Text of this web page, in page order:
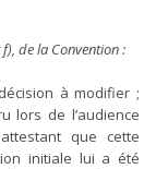
de la Convention :
à modifier ;
lors de l’audience
que cette
initiale lui a été